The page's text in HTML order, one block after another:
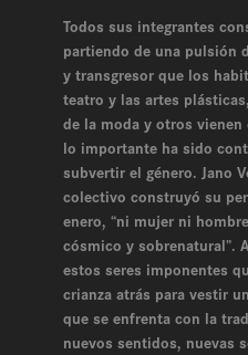
Todos sus integrantes
partiendo de una pulsión
y transgresor que los
teatro y las artes
de la moda y otros
lo importante ha sido
subvertir el género. Jano
colectivo construyó su
enero, “ni mujer ni
cósmico y sobrenatural”.
estos seres imponentes
crianza atrás para vestir
que se enfrenta con la
nuevos sentidos, nuevas